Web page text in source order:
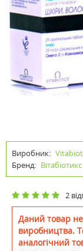
Виробник:
Бренд:
2
Даний товар
виробництва.
аналогічний